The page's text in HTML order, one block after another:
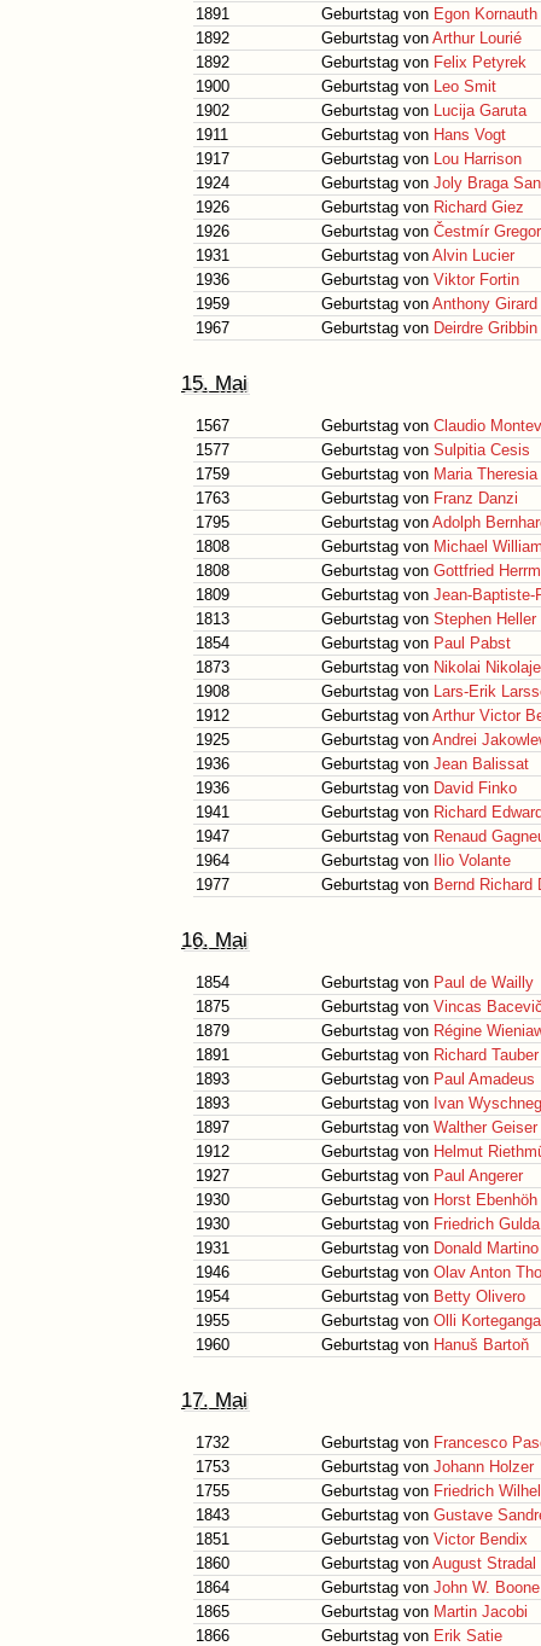
1891
Geburtstag von Egon Kornauth
1892
Geburtstag von Arthur Lourié
1892
Geburtstag von Felix Petyrek
1900
Geburtstag von Leo Smit
1902
Geburtstag von Lucija Garuta
1911
Geburtstag von Hans Vogt
1917
Geburtstag von Lou Harrison
1924
Geburtstag von Joly Braga
1926
Geburtstag von Richard Giez
1926
Geburtstag von Čestmír Gregor
1931
Geburtstag von Alvin Lucier
1936
Geburtstag von Viktor Fortin
1959
Geburtstag von Anthony Girard
1967
Geburtstag von Deirdre Gribbin
15. Mai
1567 Geburtstag von Claudio
1577
Geburtstag von Sulpitia Cesis
1759
Geburtstag von Maria
1763
Geburtstag von Franz Danzi
1795
Geburtstag von Adolph
1808
Geburtstag von Michael
1808
Geburtstag von Gottfried
1809
Geburtstag von Jean-Baptiste-
1813
Geburtstag von Stephen Heller
1854
Geburtstag von Paul Pabst
1873
Geburtstag von Nikolai
1908
Geburtstag von Lars-Erik
1912
Geburtstag von Arthur Victor
1925
Geburtstag von Andrei
1936
Geburtstag von Jean Balissat
1936
Geburtstag von David Finko
1941
Geburtstag von Richard
1947
Geburtstag von Renaud
1964
Geburtstag von
Ilio Volante
1977
Geburtstag von Bernd Richard
16. Mai
1854 Geburtstag von Paul de Wailly
1875
Geburtstag von Vincas
1879
Geburtstag von Régine
1891
Geburtstag von Richard Tauber
1893
Geburtstag von Paul Amadeus
1893
Geburtstag von Ivan
1897
Geburtstag von Walther Geiser
1912
Geburtstag von Helmut
1927
Geburtstag von Paul Angerer
1930
Geburtstag von Horst Ebenhöh
1930
Geburtstag von Friedrich Gulda
1931
Geburtstag von Donald Martino
1946
Geburtstag von Olav Anton
1954
Geburtstag von Betty Olivero
1955
Geburtstag von Olli
1960
Geburtstag von Hanuš Bartoň
17. Mai
1732 Geburtstag von Francesco
1753
Geburtstag von Johann Holzer
1755
Geburtstag von Friedrich
1843
Geburtstag von Gustave
1851
Geburtstag von Victor Bendix
1860
Geburtstag von August Stradal
1864
Geburtstag von John W. Boone
1865
Geburtstag von Martin Jacobi
1866
Geburtstag von Erik Satie